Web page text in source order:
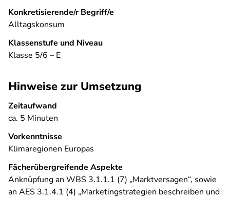
Konkretisierende/r Begriff/e
Alltagskonsum
Klassenstufe und Niveau
Klasse 5/6 – E
Hinweise zur Umsetzung
Zeitaufwand
ca. 5 Minuten
Vorkenntnisse
Klimaregionen Europas
Fächerübergreifende Aspekte
Anknüpfung an WBS 3.1.1.1 (7) „Marktversagen“, sowie
an AES 3.1.4.1 (4) „Marketingstrategien beschreiben und